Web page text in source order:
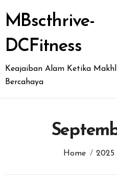
to
content
MBscthrive-
DCFitness
Keajaiban Alam Ketika
Bercahaya
Home 2025